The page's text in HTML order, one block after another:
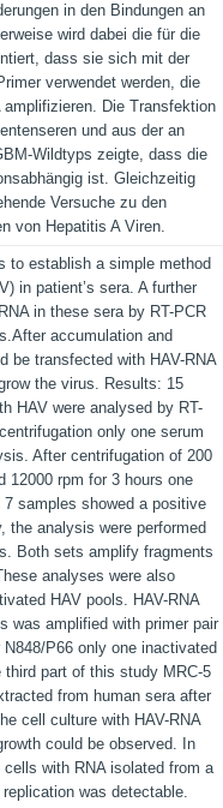
in den Bindungen an
wird dabei die für die
dass sie sich mit der
verwendet werden, die
Die Transfektion
und aus der an
Wildtyps zeigte, dass die
ist. Gleichzeitig
Versuche zu den
von Hepatitis A Viren.
to establish a simple method
in patient’s sera. A further
in these sera by RT-PCR
accumulation and
be transfected with HAV-RNA
the virus. Results: 15
HAV were analysed by RT-
only one serum
After centrifugation of 200
12000 rpm for 3 hours one
samples showed a positive
the analysis were performed
Both sets amplify fragments
analyses were also
HAV pools. HAV-RNA
was amplified with primer pair
P66 only one inactivated
part of this study MRC-5
from human sera after
cell culture with HAV-RNA
could be observed. In
with RNA isolated from a
was detectable.